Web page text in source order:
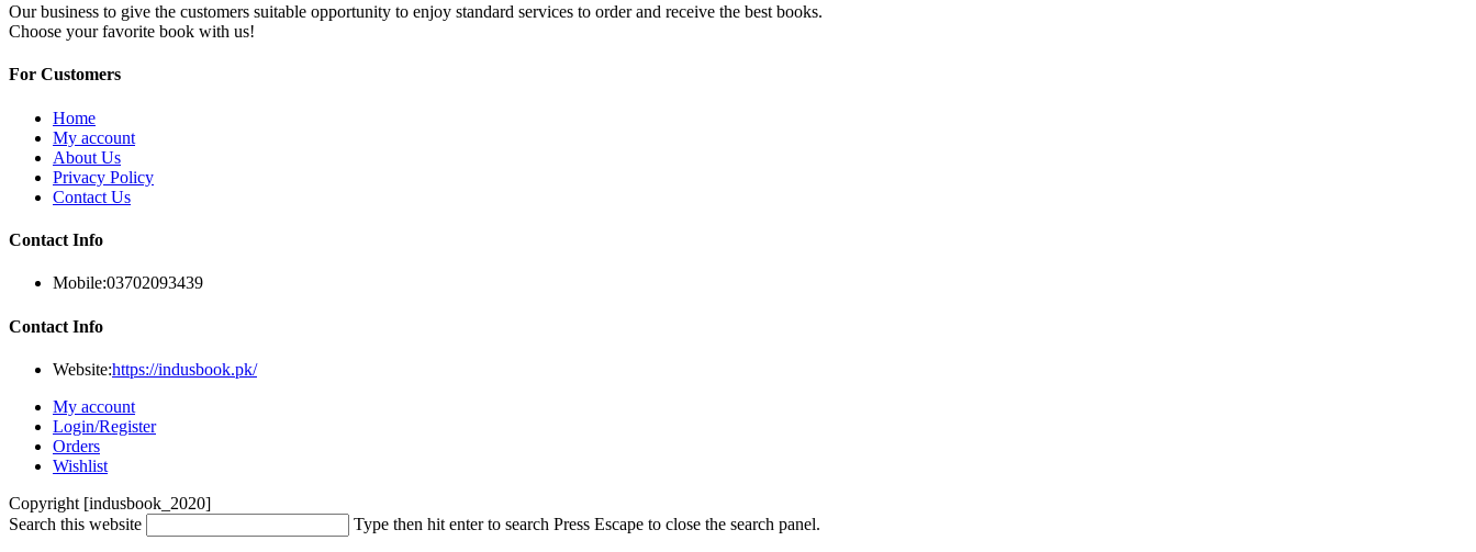
Our business to give the customers suitable opportunity to enjoy standard services to order and receive the best books.
Choose your favorite book with us!
For Customers
Home
My account
About Us
Privacy Policy
Contact Us
Contact Info
Mobile:03702093439
Contact Info
Website:https://indusbook.pk/
My account
Login/Register
Orders
Wishlist
Copyright [indusbook_2020]
Search this website
Type then hit enter to search Press Escape to close the search panel.